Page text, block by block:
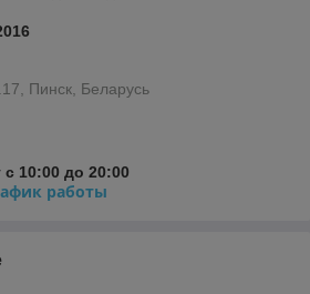
Пинск, Беларусь
с 10:00 до 20:00
работы